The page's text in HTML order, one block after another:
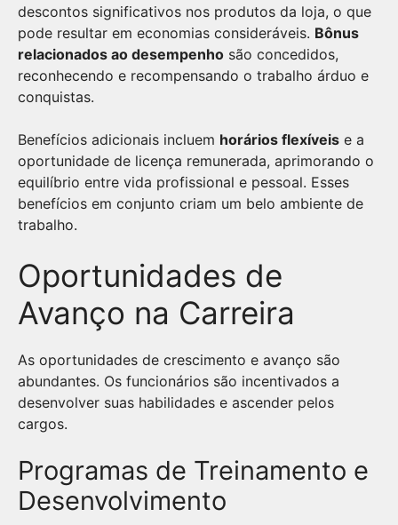
descontos significativos nos produtos da loja, o que
pode resultar em economias consideráveis. Bônus
relacionados ao desempenho são concedidos,
reconhecendo e recompensando o trabalho árduo e
conquistas.
Benefícios adicionais incluem horários flexíveis e a
oportunidade de licença remunerada, aprimorando o
equilíbrio entre vida profissional e pessoal. Esses
benefícios em conjunto criam um belo ambiente de
trabalho.
Oportunidades de
Avanço na Carreira
As oportunidades de crescimento e avanço são
abundantes. Os funcionários são incentivados a
desenvolver suas habilidades e ascender pelos
cargos.
Programas de Treinamento e
Desenvolvimento